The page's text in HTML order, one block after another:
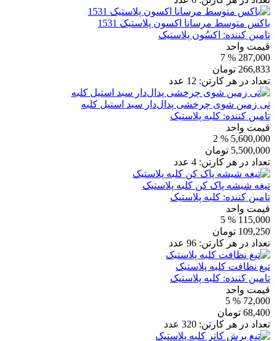
باکس متوسط مرسانا اکسون پلاستیک 1531
تامین کننده: اکسُون پلاستیک
قیمت واحد
287,000
% 7
266,833 تومان
تعداد در هر کارتن: 12 عدد
تی زمین شوی چرخشی پدال‌دار سبد استیل کلبه
تامین کننده: کلبه پلاستیک
قیمت واحد
5,600,000
% 2
5,500,000 تومان
تعداد در هر کارتن: 4 عدد
تیغه شیشه پاک کن کلبه پلاستیک
تامین کننده: کلبه پلاستیک
قیمت واحد
115,000
% 5
109,250 تومان
تعداد در هر کارتن: 96 عدد
تیغ نظافت کلبه پلاستیک
تامین کننده: کلبه پلاستیک
قیمت واحد
72,000
% 5
68,400 تومان
تعداد در هر کارتن: 320 عدد